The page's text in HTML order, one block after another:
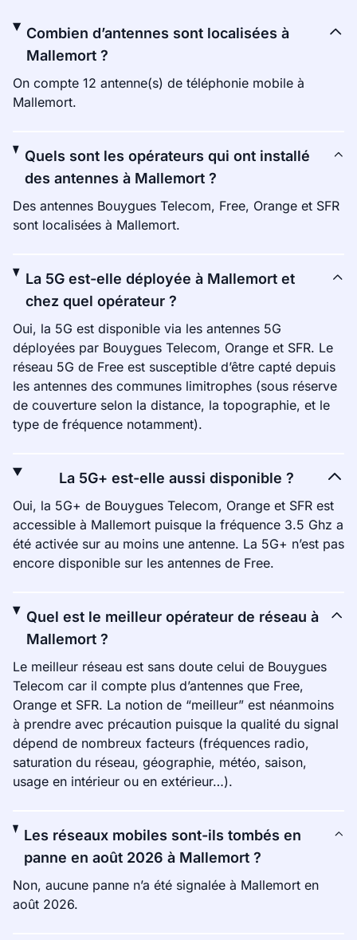
Combien d’antennes sont localisées à
Mallemort ?
On compte 12 antenne(s) de téléphonie mobile à
Mallemort.
Quels sont les opérateurs qui ont installé
des antennes à Mallemort ?
Des antennes Bouygues Telecom, Free, Orange et SFR
sont localisées à Mallemort.
La 5G est-elle déployée à Mallemort et
chez quel opérateur ?
Oui, la 5G est disponible via les antennes 5G
déployées par Bouygues Telecom, Orange et SFR. Le
réseau 5G de Free est susceptible d’être capté depuis
les antennes des communes limitrophes (sous réserve
de couverture selon la distance, la topographie, et le
type de fréquence notamment).
La 5G+ est-elle aussi disponible ?
Oui, la 5G+ de Bouygues Telecom, Orange et SFR est
accessible à Mallemort puisque la fréquence 3.5 Ghz a
été activée sur au moins une antenne. La 5G+ n’est pas
encore disponible sur les antennes de Free.
Quel est le meilleur opérateur de réseau à
Mallemort ?
Le meilleur réseau est sans doute celui de Bouygues
Telecom car il compte plus d’antennes que Free,
Orange et SFR. La notion de “meilleur” est néanmoins
à prendre avec précaution puisque la qualité du signal
dépend de nombreux facteurs (fréquences radio,
saturation du réseau, géographie, météo, saison,
usage en intérieur ou en extérieur…).
Les réseaux mobiles sont-ils tombés en
panne en août 2026 à Mallemort ?
Non, aucune panne n’a été signalée à Mallemort en
août 2026.